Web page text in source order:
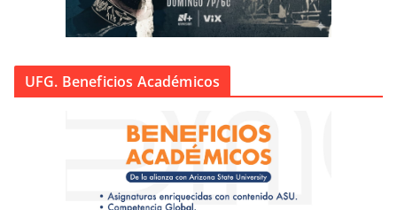
UFG. Beneficios Académicos